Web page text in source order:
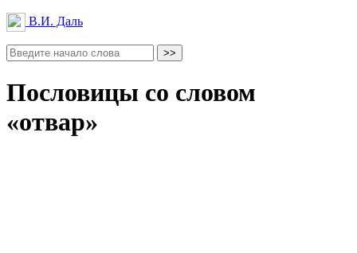
В.И. Даль
Пословицы со словом
«отвар»